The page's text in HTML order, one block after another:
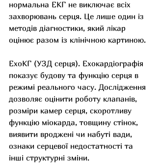
нормальна ЕКГ не виключає всіх
захворювань серця. Це лише один із
методів діагностики, який лікар
оцінює разом із клінічною картиною.
ЕхоКГ (УЗД серця). Ехокардіографія
показує будову та функцію серця в
режимі реального часу. Дослідження
дозволяє оцінити роботу клапанів,
розміри камер серця, скоротливу
функцію міокарда, товщину стінок,
виявити вроджені чи набуті вади,
ознаки серцевої недостатності та
інші структурні зміни.